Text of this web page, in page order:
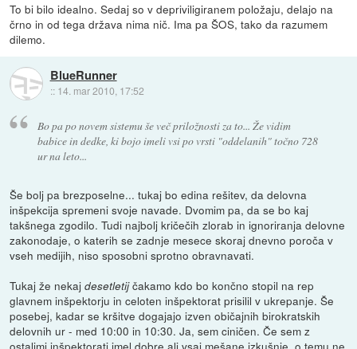
To bi bilo idealno. Sedaj so v depriviligiranem položaju, delajo na
črno in od tega država nima nič. Ima pa ŠOS, tako da razumem
dilemo.
BlueRunner
:: 14. mar 2010, 17:52
Bo pa po novem sistemu še več priložnosti za to... Že vidim
babice in dedke, ki bojo imeli vsi po vrsti "oddelanih" točno 728
ur na leto...
Še bolj pa brezposelne... tukaj bo edina rešitev, da delovna
inšpekcija spremeni svoje navade. Dvomim pa, da se bo kaj
takšnega zgodilo. Tudi najbolj kričečih zlorab in ignoriranja delovne
zakonodaje, o katerih se zadnje mesece skoraj dnevno poroča v
vseh medijih, niso sposobni sprotno obravnavati.
Tukaj že nekajdesetletijčakamo kdo bo končno stopil na rep
glavnem inšpektorju in celoten inšpektorat prisilil v ukrepanje. Še
posebej, kadar se kršitve dogajajo izven običajnih birokratskih
delovnih ur - med 10:00 in 10:30. Ja, sem ciničen. Če sem z
ostalimi inšpektorati imel dobre ali vsaj mešane izkušnje, o temu ne